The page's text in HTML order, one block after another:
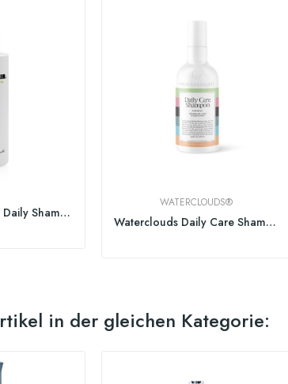
PUR HAIR Organic Daily Shampoo
WATERCLOUDS®
Waterclouds Daily Care Shampoo
in der gleichen Kategorie: